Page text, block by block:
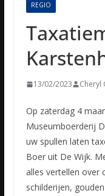
REGIO
13/02/2023 Cheryl
Op zaterdag 4
Museumboerderij
uw spullen laten
Boer uit De Wijk.
alles vertellen over
schilderijen,